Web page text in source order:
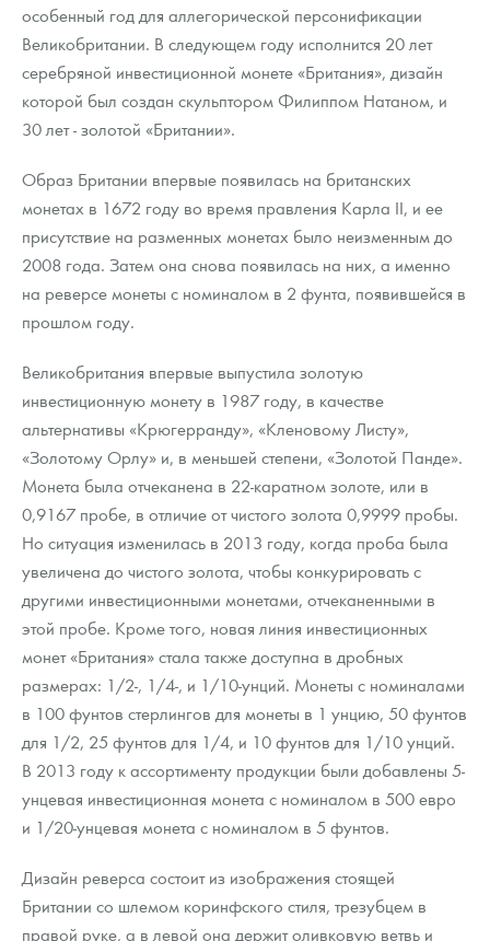
Аксессуары
Гарри Поттер
Год Лошади
Жетоны "Необыкновенные обитатели глубин"
Ювелирные изделия
Русская нумизматика
Наборы подарочных и коллекционных монет
Монеты и жетоны из недрагоценных металлов
Памятка для работы с монетами из драгметаллов
Условия возврата
Монеты
Политика использования Cookies
Положение по обработке и защите персональных данных
Скупка слитков
Наши преимущества
Письмо директору
Пресс-служба
особенный год для аллегорической персонификации
Великобритании. В следующем году исполнится 20 лет
серебряной инвестиционной монете «Британия», дизайн
которой был создан скульптором Филиппом Натаном, и
30 лет - золотой «Британии».
Образ Британии впервые появилась на британских
монетах в 1672 году во время правления Карла II, и ее
присутствие на разменных монетах было неизменным до
2008 года. Затем она снова появилась на них, а именно
на реверсе монеты с номиналом в 2 фунта, появившейся в
прошлом году.
Великобритания впервые выпустила золотую
инвестиционную монету в 1987 году, в качестве
альтернативы «Крюгерранду», «Кленовому Листу»,
«Золотому Орлу» и, в меньшей степени, «Золотой Панде».
Монета была отчеканена в 22-каратном золоте, или в
0,9167 пробе, в отличие от чистого золота 0,9999 пробы.
Но ситуация изменилась в 2013 году, когда проба была
увеличена до чистого золота, чтобы конкурировать с
другими инвестиционными монетами, отчеканенными в
этой пробе. Кроме того, новая линия инвестиционных
монет «Британия» стала также доступна в дробных
размерах: 1/2-, 1/4-, и 1/10-унций. Монеты с номиналами
в 100 фунтов стерлингов для монеты в 1 унцию, 50 фунтов
для 1/2, 25 фунтов для 1/4, и 10 фунтов для 1/10 унций.
В 2013 году к ассортименту продукции были добавлены 5-
унцевая инвестиционная монета с номиналом в 500 евро
и 1/20-унцевая монета с номиналом в 5 фунтов.
Дизайн реверса состоит из изображения стоящей
Британии со шлемом коринфского стиля, трезубцем в
правой руке, а в левой она держит оливковую ветвь и